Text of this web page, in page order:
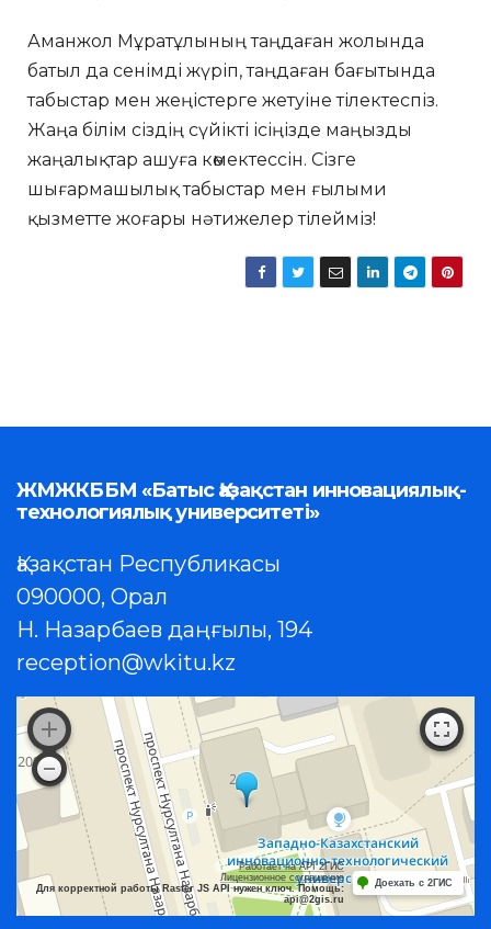
Аманжол Мұратұлының таңдаған жолында
батыл да сенімді жүріп, таңдаған бағытында
табыстар мен жеңістерге жетуіне тілектеспіз.
Жаңа білім сіздің сүйікті ісіңізде маңызды
жаңалықтар ашуға көмектессін. Сізге
шығармашылық табыстар мен ғылыми
қызметте жоғары нәтижелер тілейміз!
ЖМЖКББМ «Батыс Қазақстан инновациялық-
технологиялық университеті»
Қазақстан Республикасы
090000, Орал
Н. Назарбаев даңғылы, 194
reception@wkitu.kz
Работает на API 2ГИС
Лицензионное соглашение
Для корректной работы Raster JS API нужен ключ. Помощь:
api@2gis.ru
Доехать с 2ГИС